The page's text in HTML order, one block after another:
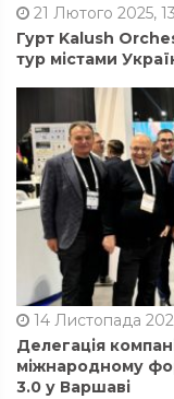
21 Лютого 2025,
Гурт Kalush
тур містами
14 Листопада
Делегація
міжнародному
3.0 у Варшаві